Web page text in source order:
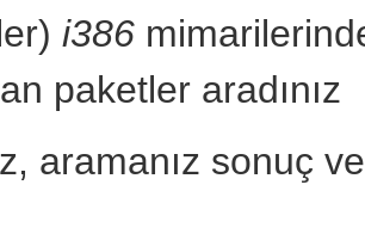
i386
paketler aradınız
aramanız sonuç